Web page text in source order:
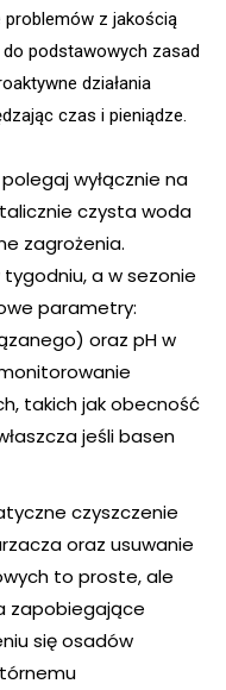
problemów z jakością
podstawowych zasad
działania
czas i pieniądze.
wyłącznie na
czysta woda
zagrożenia.
a w sezonie
parametry:
oraz pH w
takich jak obecność
jeśli basen
czyszczenie
oraz usuwanie
to proste, ale
zapobiegające
się osadów